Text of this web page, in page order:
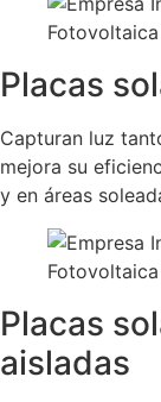
Placas
Capturan luz
mejora su
y en áreas
Placas
aisladas